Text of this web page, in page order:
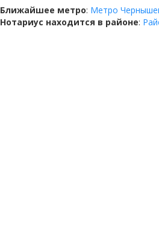
Ближайшее метро: Метро
Нотариус находится в районе: